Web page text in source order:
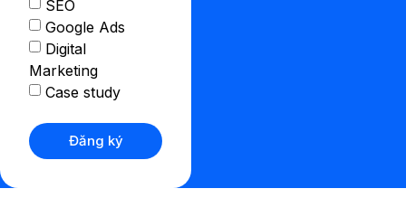
SEO
Google Ads
Digital
Marketing
Case study
Đăng ký